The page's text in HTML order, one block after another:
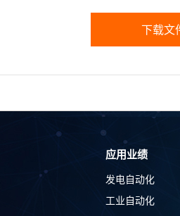
下载文
应用业绩
发电自动化
工业自动化